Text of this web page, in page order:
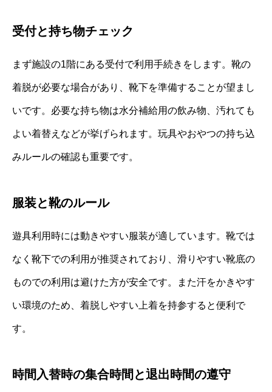
受付と持ち物チェック
まず施設の1階にある受付で利用手続きをします。靴の
着脱が必要な場合があり、靴下を準備することが望まし
いです。必要な持ち物は水分補給用の飲み物、汚れても
よい着替えなどが挙げられます。玩具やおやつの持ち込
みルールの確認も重要です。
服装と靴のルール
遊具利用時には動きやすい服装が適しています。靴では
なく靴下での利用が推奨されており、滑りやすい靴底の
ものでの利用は避けた方が安全です。また汗をかきやす
い環境のため、着脱しやすい上着を持参すると便利で
す。
時間入替時の集合時間と退出時間の遵守